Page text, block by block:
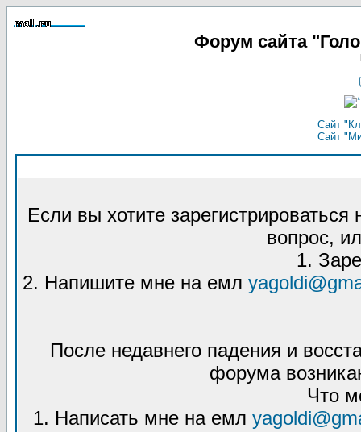
Форум сайта
Сайт
Сайт
Если вы хотите
вопрос,
1.
2. Напишите мне на емл
После недавнего падения и
форума
Что
1. Написать мне на емл